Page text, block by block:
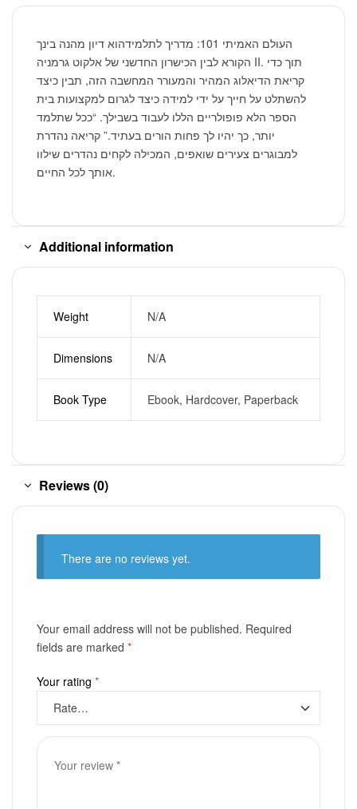
העולם האמיתי 101: מדריך לתלמידהוא דיון מהנה בינך
הקורא לבין הכישרון החדשני של אלקוט גרמניה II. תוך כדי
קריאת הדיאלוג המהיר והמעורר המחשבה הזה, תבין כיצד
להשתלט על חייך על ידי למידה כיצד לגרום למקצועות בית
הספר הלא פופולריים הללו לעבוד בשבילך. “ככל שתלמד
יותר, כך יהיו לך פחות הורים בעתיד.” קריאה נהדרת
למבוגרים צעירים שואפים, המכילה לקחים נהדרים שילוו
אותך לכל החיים.
Additional information
Weight N/A
Dimensions N/A
Book Type Ebook, Hardcover, Paperback
Reviews (0)
There are no reviews yet.
Your email address will not be published. Required
fields are marked *
Your rating *